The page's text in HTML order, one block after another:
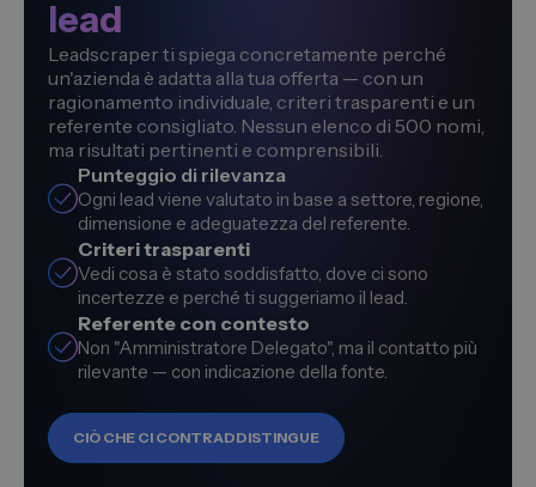
lead
Leadscraper ti spiega concretamente perché
un'azienda è adatta alla tua offerta — con un
ragionamento individuale, criteri trasparenti e un
referente consigliato. Nessun elenco di 500 nomi,
ma risultati pertinenti e comprensibili.
Punteggio di rilevanza
Ogni lead viene valutato in base a settore, regione,
dimensione e adeguatezza del referente.
Criteri trasparenti
Vedi cosa è stato soddisfatto, dove ci sono
incertezze e perché ti suggeriamo il lead.
Referente con contesto
Non "Amministratore Delegato", ma il contatto più
rilevante — con indicazione della fonte.
CIÒ CHE CI CONTRADDISTINGUE